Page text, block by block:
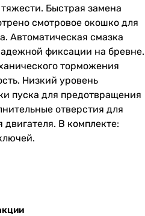
Быстрая замена
смотровое окошко для
Автоматическая смазка
фиксации на бревне.
торможения
Низкий уровень
пуска для предотвращения
отверстия для
В комплекте: